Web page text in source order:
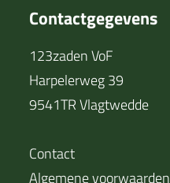
Contactgegevens
123zaden VoF
Harpelerweg 39
9541TR Vlagtwedde
Contact
Algemene voorwaarden